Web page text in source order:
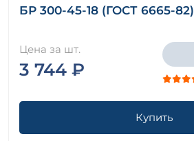
БР 300-45-18 (ГОСТ 6665-82)
Цена за шт.
3 744 ₽
Купить